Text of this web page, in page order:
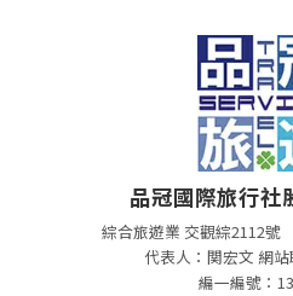
品冠國際旅行社
綜合旅遊業 交觀綜2112號
代表人：関宏文 網
編一編號：